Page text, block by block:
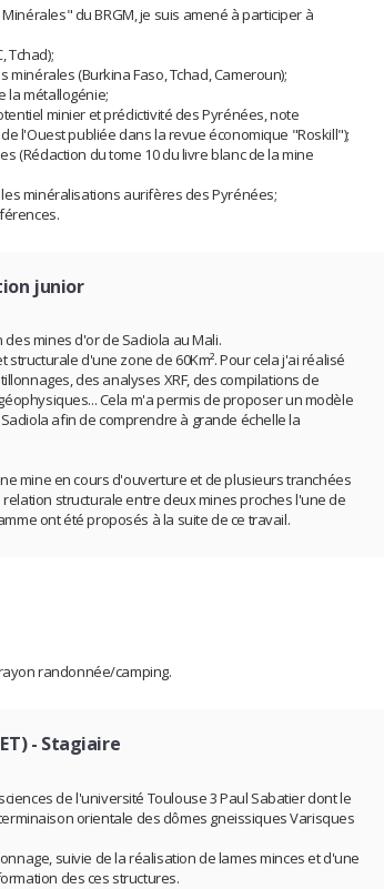
du BRGM, je suis amené à participer à
Tchad);
(Burkina Faso, Tchad, Cameroun);
la métallogénie;
minier et prédictivité des Pyrénées, note
l'Ouest publiée dans la revue économique "Roskill");
(Rédaction du tome 10 du livre blanc de la mine
minéralisations aurifères des Pyrénées;
junior
mines d'or de Sadiola au Mali.
d'une zone de 60Km². Pour cela j'ai réalisé
des analyses XRF, des compilations de
Cela m'a permis de proposer un modèle
afin de comprendre à grande échelle la
mine en cours d'ouverture et de plusieurs tranchées
structurale entre deux mines proches l'une de
ont été proposés à la suite de ce travail.
randonnée/camping.
- Stagiaire
de l'université Toulouse 3 Paul Sabatier dont le
orientale des dômes gneissiques Varisques
suivie de la réalisation de lames minces et d'une
des ces structures.